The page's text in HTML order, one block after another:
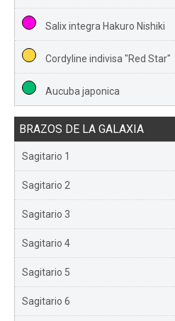
Salix integra Hakuro Nishiki
Cordyline indivisa "Red Star"
Aucuba japonica
BRAZOS DE LA GALAXIA
Sagitario 1
Sagitario 2
Sagitario 3
Sagitario 4
Sagitario 5
Sagitario 6